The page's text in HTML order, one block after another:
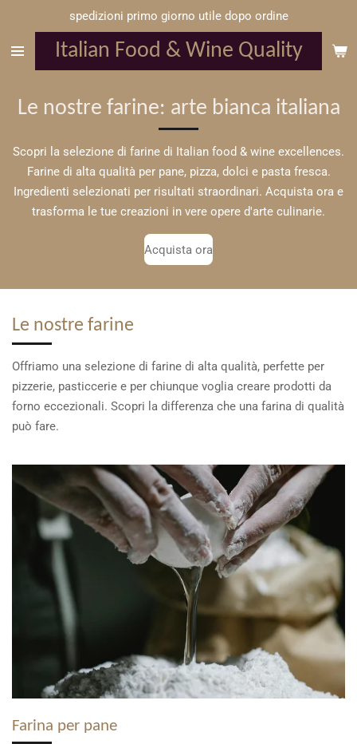
contenutoItalian Food & Wine Quality
spedizioni primo giorno utile dopo ordine
Le nostre farine: arte bianca italiana
Scopri la selezione di farine di Italian food & wine excellences.
Farine di alta qualità per pane, pizza, dolci e pasta fresca.
Ingredienti selezionati per risultati straordinari. Acquista ora e
trasforma le tue creazioni in vere opere d'arte culinarie.
Acquista ora
Le nostre farine
Offriamo una selezione di farine di alta qualità, perfette per
pizzerie, pasticcerie e per chiunque voglia creare prodotti da
forno eccezionali. Scopri la differenza che una farina di qualità
può fare.
Farina per pane